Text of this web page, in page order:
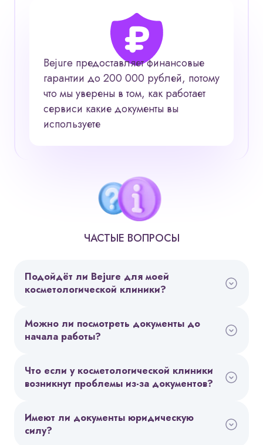
Bejure предоставляет финансовые
гарантии до 200 000 рублей, потому
что мы уверены в том, как работает
сервиси какие документы вы
используете
ЧАСТЫЕ ВОПРОСЫ
Подойдёт ли Bejure для моей
косметологической клиники?
Можно ли посмотреть документы до
начала работы?
Что если у косметологической клиники
возникнут проблемы из-за документов?
Имеют ли документы юридическую
силу?